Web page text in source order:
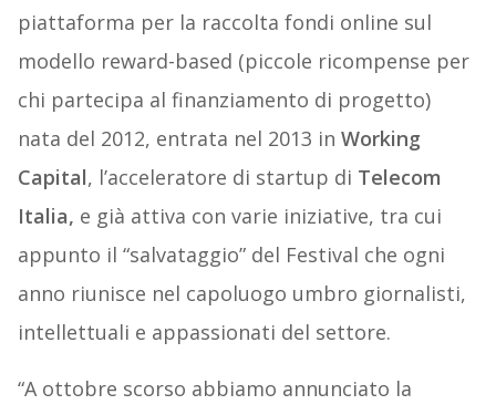
piattaforma per la raccolta fondi online sul
modello reward-based (piccole ricompense per
chi partecipa al finanziamento di progetto)
nata del 2012, entrata nel 2013 in Working
Capital, l’acceleratore di startup di Telecom
Italia, e già attiva con varie iniziative, tra cui
appunto il “salvataggio” del Festival che ogni
anno riunisce nel capoluogo umbro giornalisti,
intellettuali e appassionati del settore.
“A ottobre scorso abbiamo annunciato la